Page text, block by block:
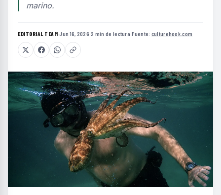
marino.
EDITORIAL TEAM·Jun 16, 2026·2 min de lectura·Fuente: culturehook.com